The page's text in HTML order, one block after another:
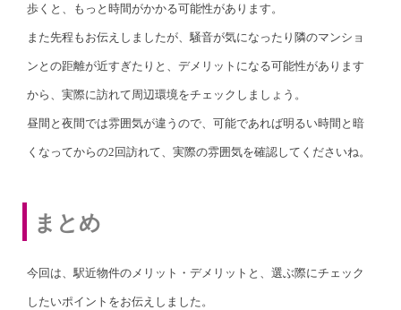
歩くと、もっと時間がかかる可能性があります。
また先程もお伝えしましたが、騒音が気になったり隣のマンショ
ンとの距離が近すぎたりと、デメリットになる可能性があります
から、実際に訪れて周辺環境をチェックしましょう。
昼間と夜間では雰囲気が違うので、可能であれば明るい時間と暗
くなってからの2回訪れて、実際の雰囲気を確認してくださいね。
まとめ
今回は、駅近物件のメリット・デメリットと、選ぶ際にチェック
したいポイントをお伝えしました。